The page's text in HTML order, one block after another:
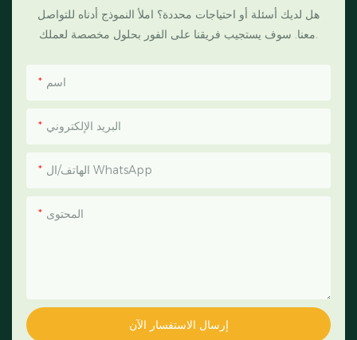
هل لديك أسئلة أو احتياجات محددة؟ املأ النموذج أدناه للتواصل
اسم
البريد الإلكتروني
الهاتف/ال WhatsApp
المحتوى
إرسال الاستفسار الآن